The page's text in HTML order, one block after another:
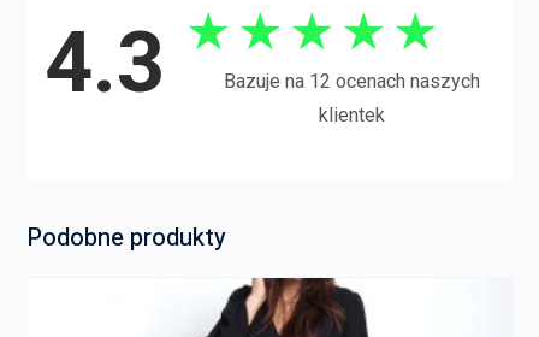
4.3 ★ ★ ★ ★ ★
Bazuje na 12 ocenach naszych
klientek
Podobne produkty